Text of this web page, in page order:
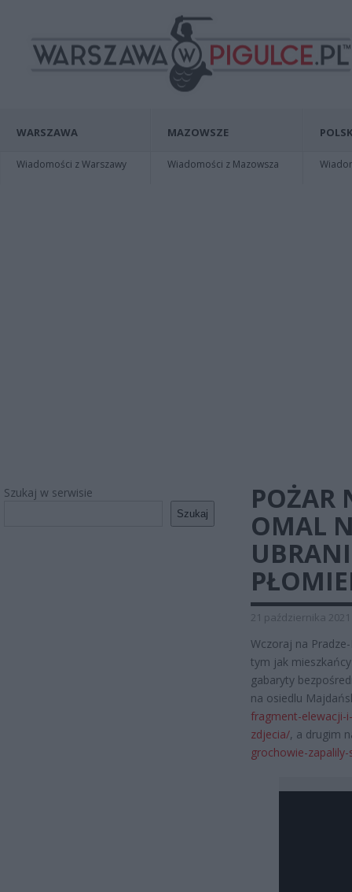
WARSZAWA
Wiadomości z Warszawy
MAZOWSZE
Wiadomości z Mazowsza
Szukaj w serwisie
Szukaj
POŻAR
OMAL
21 października 2021
Wczoraj na Pradze-
tym jak
gabaryty
na osiedlu
fragment-elewacji-
zdjecia/, a drugim
grochowie-